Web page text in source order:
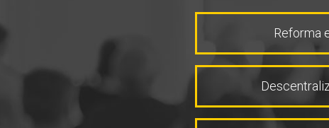
Reforma